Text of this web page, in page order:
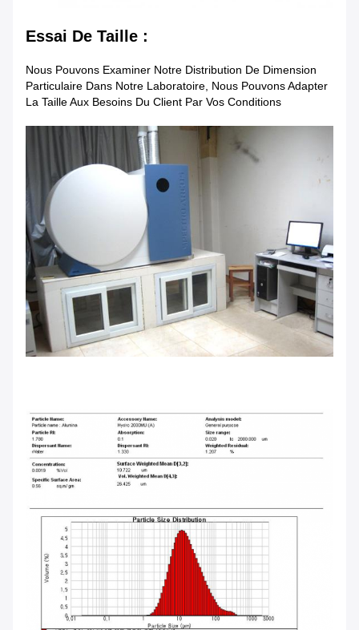
Essai De Taille :
Nous Pouvons Examiner Notre Distribution De Dimension
Particulaire Dans Notre Laboratoire, Nous Pouvons Adapter
La Taille Aux Besoins Du Client Par Vos Conditions